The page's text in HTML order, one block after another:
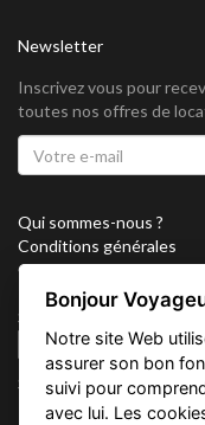
Newsletter
Inscrivez vous pour
toutes nos offres de
Qui sommes-nous ?
Conditions générales
Confidentialité
Partenariat
Sitemap
Cookies
Suivez nous sur
Bonjour
Notre site Web
assurer son bon
suivi pour
avec lui. Les